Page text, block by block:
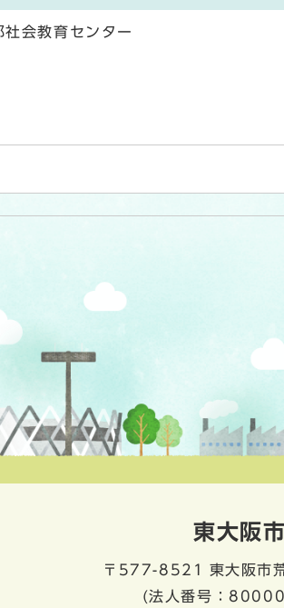
会教育センター
東大阪
〒577-8521
東大阪市
(法人番号：